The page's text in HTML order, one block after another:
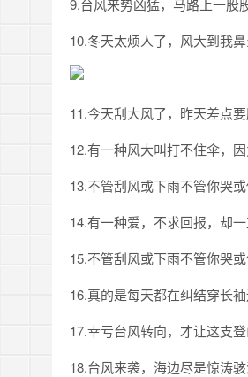
9.台风来势凶猛，马路上一股
10.冬天太烦人了，风大到我
11.今天刮大风了，昨天差点要
12.有一种风大叫打不住伞，
13.不管刮风或下雨不管你哭
14.有一种爱，不求回报，却
15.不管刮风或下雨不管你哭
16.真的是每天都在纠结穿长
17.幸亏台风转向，才让这支
18.台风来袭，海边尽是惊涛